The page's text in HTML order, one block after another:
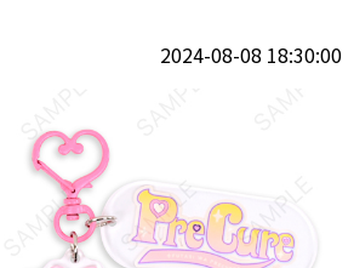
2024-08-08 18:30:00